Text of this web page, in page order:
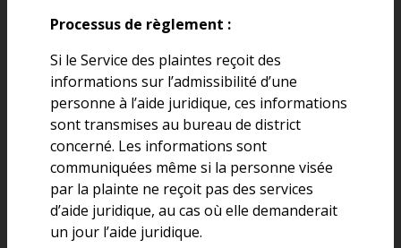
Processus de règlement :
Si le Service des plaintes reçoit des
informations sur l’admissibilité d’une
personne à l’aide juridique, ces informations
sont transmises au bureau de district
concerné. Les informations sont
communiquées même si la personne visée
par la plainte ne reçoit pas des services
d’aide juridique, au cas où elle demanderait
un jour l’aide juridique.